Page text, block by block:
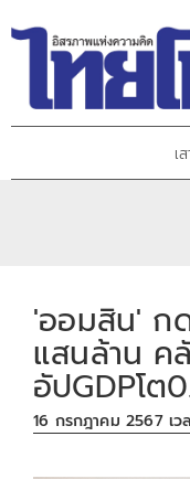
เ
'ออมสิน' ก
แสนล้าน ค
อัปGDPโต
16 กรกฎาคม 2567 เว